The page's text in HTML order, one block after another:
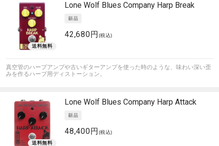
Lone Wolf Blues Company Harp Break
42,680円 (税込)
真空管のハープアンプや古いギターアンプを使った時のような、味わい深い歪
みを作るハープ用ディストーション。
Lone Wolf Blues Company Harp Attack
48,400円 (税込)